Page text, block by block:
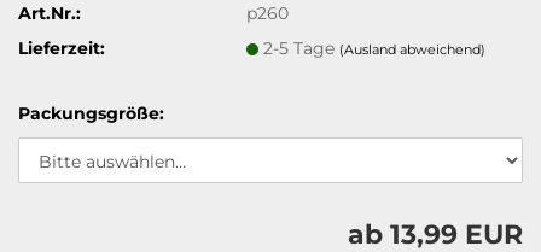
Art.Nr.:
p260
Lieferzeit:
2-5 Tage (Ausland abweichend)
Packungsgröße:
ab 13,99 EUR